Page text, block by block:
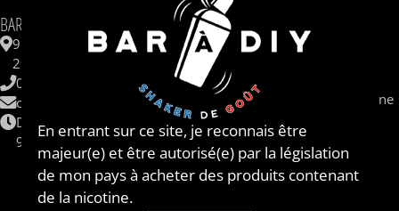
BAR A DIY®
9 ZAC de Kergrist
29430 PLOUESCAT
06 62 48 62 33
contact@baradiy.com
Du lundi au vendredi
9h-12h / 14h-18h
INFORMATIONS
Contactez-nous
Questions fréquentes
CBD
Sel de nicotine / nicotine saline
Qui sommes nous ?
Le concept
Livraison
Shops et Partenaires
En entrant sur ce site, je reconnais être
majeur(e) et être autorisé(e) par la législation
de mon pays à acheter des produits contenant
de la nicotine.